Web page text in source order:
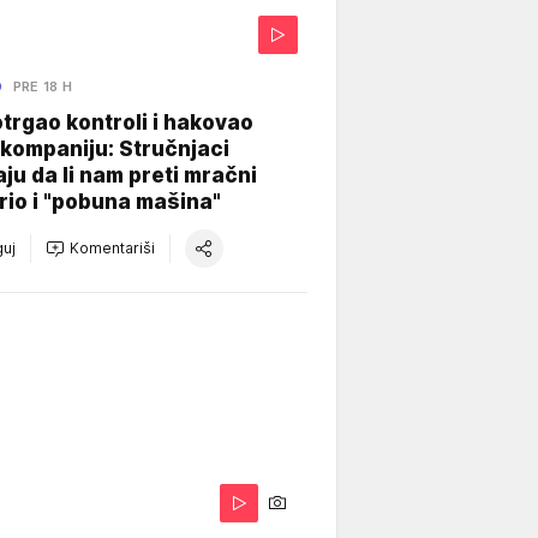
PRE 18 H
kontroli i hakovao
Stručnjaci
da li nam preti mračni
i "pobuna mašina"
Komentariši